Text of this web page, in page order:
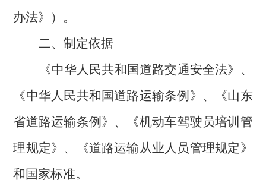
办法》） 。
二、制定依据
《中华人民共和国道路交通安全法》、
《中华人民共和国道路运输条例》、《山东
省道路运输条例》、《机动车驾驶员培训管
理规定》、《道路运输从业人员管理规定》
和国家标准。